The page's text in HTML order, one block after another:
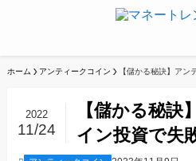
ホーム アンティークコイン 【儲かる秘訣】アン
【儲かる秘訣
イン投資で失
2022
11/24